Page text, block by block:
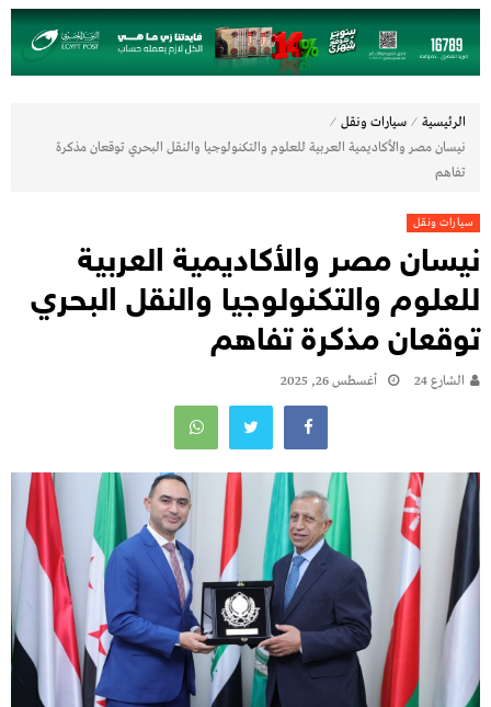
الرئيسية ⁄ سيارات ونقل ⁄
نيسان مصر والأكاديمية العربية للعلوم والتكنولوجيا والنقل البحري توقعان مذكرة
تفاهم
سيارات ونقل
نيسان مصر والأكاديمية العربية
للعلوم والتكنولوجيا والنقل البحري
توقعان مذكرة تفاهم
الشارع 24 أغسطس 26, 2025